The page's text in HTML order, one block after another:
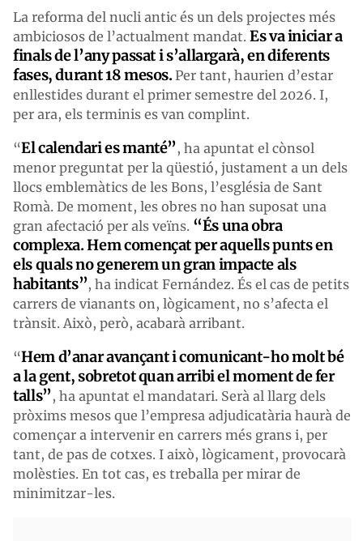
La reforma del nucli antic és un dels projectes més
ambiciosos de l’actualment mandat. Es va iniciar a
finals de l’any passat i s’allargarà, en diferents
fases, durant 18 mesos.Per tant, haurien d’estar
enllestides durant el primer semestre del 2026. I,
per ara, els terminis es van complint.
“El calendari es manté”, ha apuntat el cònsol
menor preguntat per la qüestió, justament a un dels
llocs emblemàtics de les Bons, l’església de Sant
Romà. De moment, les obres no han suposat una
gran afectació per als veïns. “És una obra
complexa. Hem començat per aquells punts en
els quals no generem un gran impacte als
habitants”, ha indicat Fernández. És el cas de petits
carrers de vianants on, lògicament, no s’afecta el
trànsit. Això, però, acabarà arribant.
“Hem d’anar avançant i comunicant-ho molt bé
a la gent, sobretot quan arribi el moment de fer
talls”, ha apuntat el mandatari. Serà al llarg dels
pròxims mesos que l’empresa adjudicatària haurà de
començar a intervenir en carrers més grans i, per
tant, de pas de cotxes. I això, lògicament, provocarà
molèsties. En tot cas, es treballa per mirar de
minimitzar-les.